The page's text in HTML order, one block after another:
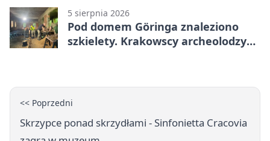
5 sierpnia 2026
Pod domem Göringa znaleziono
szkielety. Krakowscy archeolodzy
<< Poprzedni
Skrzypce ponad skrzydłami - Sinfonietta Cracovia